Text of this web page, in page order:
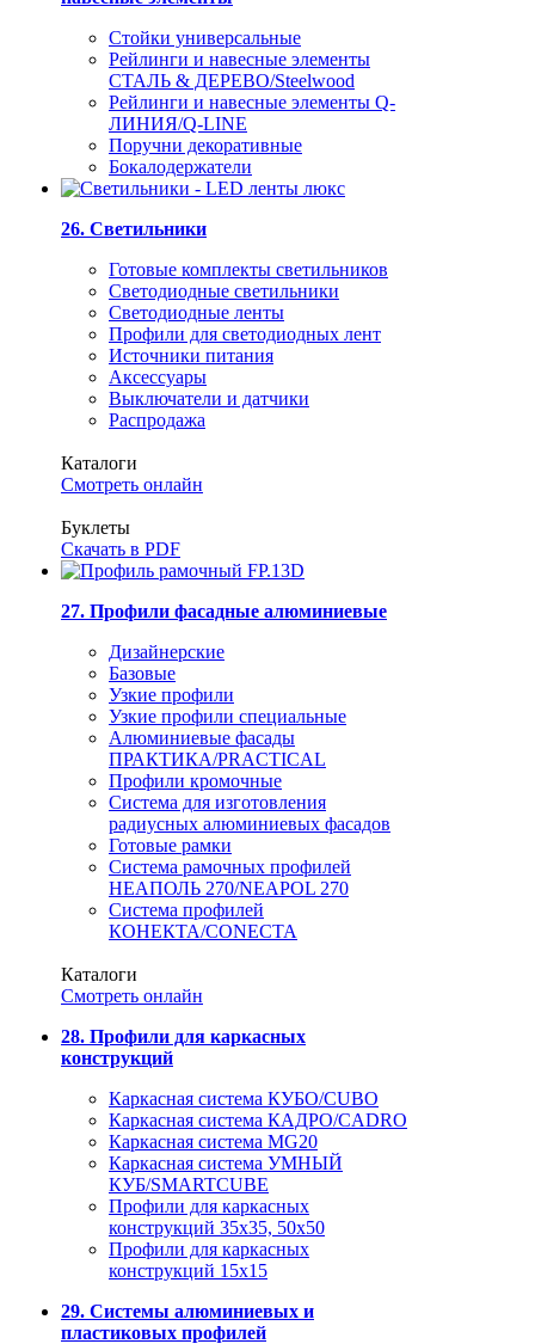
Стойки универсальные
Рейлинги и навесные элементы
СТАЛЬ & ДЕРЕВО/Steelwood
Рейлинги и навесные элементы Q-
ЛИНИЯ/Q-LINE
Поручни декоративные
Бокалодержатели
26. Светильники
Готовые комплекты светильников
Светодиодные светильники
Светодиодные ленты
Профили для светодиодных лент
Источники питания
Аксессуары
Выключатели и датчики
Распродажа
Каталоги
Смотреть онлайн
Буклеты
Скачать в PDF
27. Профили фасадные алюминиевые
Дизайнерские
Базовые
Узкие профили
Узкие профили специальные
Алюминиевые фасады
ПРАКТИКА/PRACTICAL
Профили кромочные
Система для изготовления
радиусных алюминиевых фасадов
Готовые рамки
Система рамочных профилей
НЕАПОЛЬ 270/NEAPOL 270
Система профилей
КОНЕКТА/CONECTA
Каталоги
Смотреть онлайн
28. Профили для каркасных
конструкций
Каркасная система КУБО/CUBO
Каркасная система КАДРО/CADRO
Каркасная система MG20
Каркасная система УМНЫЙ
КУБ/SMARTCUBE
Профили для каркасных
конструкций 35x35, 50x50
Профили для каркасных
конструкций 15х15
29. Системы алюминиевых и
пластиковых профилей